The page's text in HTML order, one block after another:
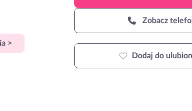
>
Zobacz
Dodaj do